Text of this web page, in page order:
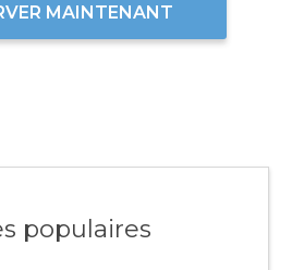
MAINTENANT
populaires